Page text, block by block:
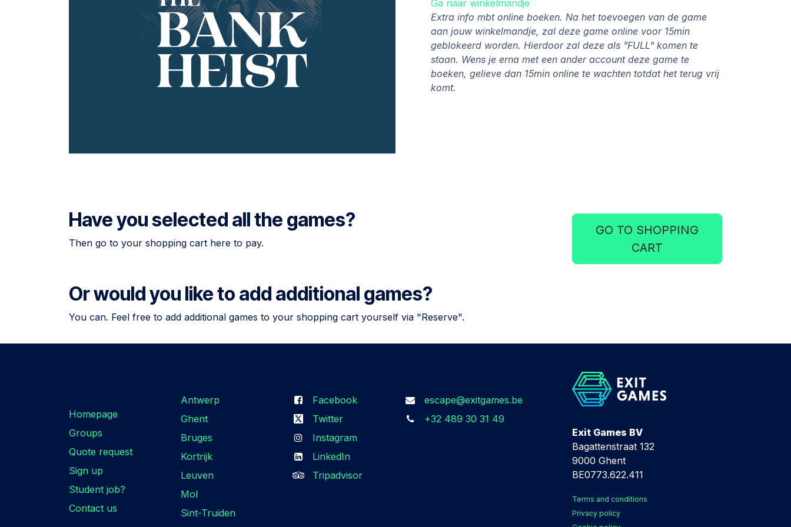
Ga naar winkelmandje
Extra info mbt online boeken. Na het toevoegen van de game
aan jouw winkelmandje, zal deze game online voor 15min
geblokeerd worden. Hierdoor zal deze als "FULL" komen te
staan. Wens je erna met een ander account deze game te
boeken, gelieve dan 15min online te wachten totdat het terug vrij
komt.
Have you selected all the games?
Then go to your shopping cart here to pay.
Or would you like to add additional games?
You can. Feel free to add additional games to your shopping cart yourself via "Reserve".
GO TO SHOPPING
CART
Homepage
Groups
Quote request
Sign up
Student job?
Contact us
Antwerp
Ghent
Bruges
Kortrijk
Leuven
Mol
Sint-Truiden
Facebook
Twitter
Instagram
LinkedIn
Tripadvisor
escape@exitgames.be
+32 489 30 31 49
Exit Games BV
Bagattenstraat 132
9000 Ghent
BE0773.622.411
Terms and conditions
Privacy policy